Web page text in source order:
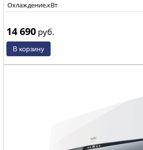
Охлаждение,кВт
14 690 руб.